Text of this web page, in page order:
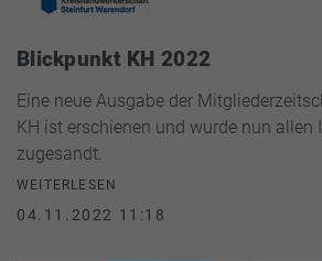
Blickpunkt KH 2022
Eine neue Ausgabe der
KH ist erschienen und wurde nun allen
zugesandt.
WEITERLESEN
04.11.2022 11:18